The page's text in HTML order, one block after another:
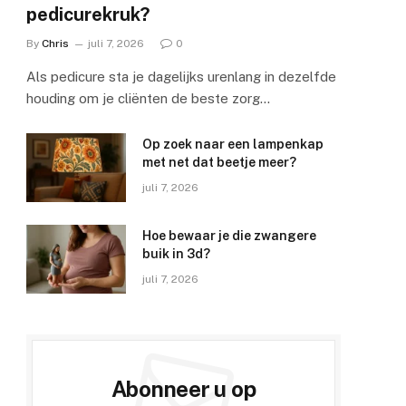
pedicurekruk?
By Chris juli 7, 2026 0
Als pedicure sta je dagelijks urenlang in dezelfde
houding om je cliënten de beste zorg…
Op zoek naar een lampenkap
met net dat beetje meer?
juli 7, 2026
Hoe bewaar je die zwangere
buik in 3d?
juli 7, 2026
Abonneer u op